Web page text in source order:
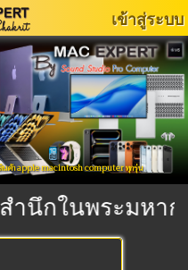
เข้าสู่ระบบ
ขายสินค้า apple macintosh computer ทุกรุ่น
กในพระมหาก